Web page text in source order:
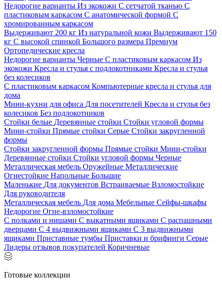
Недорогие варианты Из экокожи С сетчатой тканью С
пластиковым каркасом С анатомической формой С
хромированным каркасом
Выдерживают 200 кг Из натуральной кожи Выдерживают 150
кг С высокой спинкой Большого размера Премиум
Ортопедические кресла
Недорогие варианты Черные С пластиковым каркасом Из
экокожи Кресла и стулья с подлокотниками Кресла и стулья
без колесиков
С пластиковым каркасом Компьютерные кресла и стулья для
дома
Мини-кухни для офиса Для посетителей Кресла и стулья без
колесиков Без подлокотников
Стойки белые Деревянные стойки Стойки угловой формы
Мини-стойки Прямые стойки Серые Стойки закругленной
формы
Стойки закругленной формы Прямые стойки Мини-стойки
Деревянные стойки Стойки угловой формы Черные
Металлическая мебель Оружейные Металлические
Огнестойкие Напольные Большие
Маленькие Для документов Встраиваемые Взломостойкие
Для руководителя
Металлическая мебель Для дома Мебельные Сейфы-шкафы
Недорогие Огне-взломостойкие
С полками и нишами С выкатными ящиками С распашными
дверцами С 4 выдвижными ящиками С 3 выдвижными
ящиками Приставные тумбы Приставки и брифинги Серые
Лидеры отзывов покупателей Коричневые
Готовые коллекции